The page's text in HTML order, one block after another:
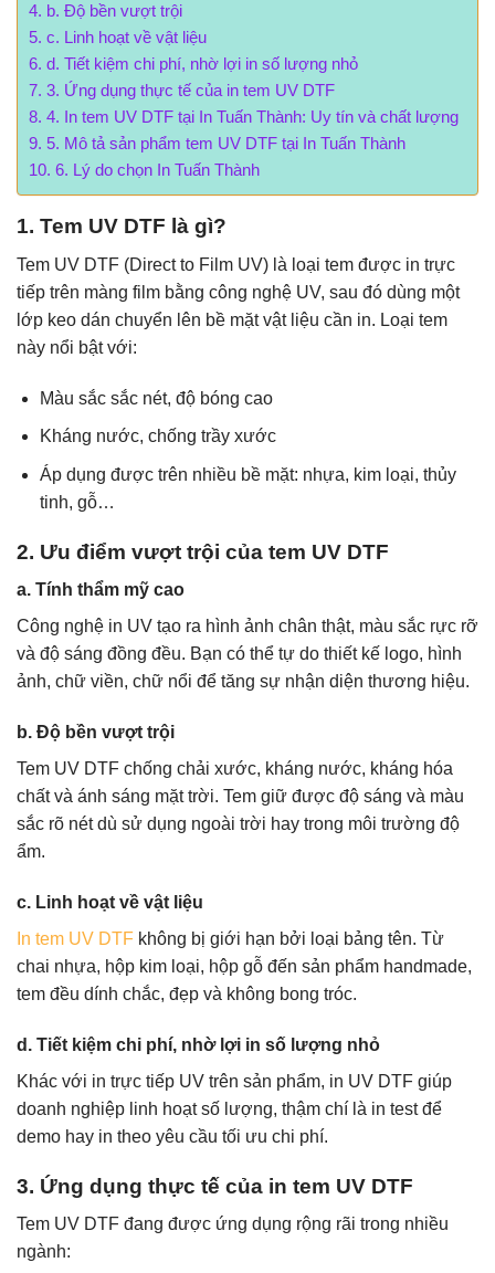
b. Độ bền vượt trội
c. Linh hoạt về vật liệu
d. Tiết kiệm chi phí, nhờ lợi in số lượng nhỏ
3. Ứng dụng thực tế của in tem UV DTF
4. In tem UV DTF tại In Tuấn Thành: Uy tín và chất lượng
5. Mô tả sản phẩm tem UV DTF tại In Tuấn Thành
6. Lý do chọn In Tuấn Thành
1. Tem UV DTF là gì?
Tem UV DTF (Direct to Film UV) là loại tem được in trực
tiếp trên màng film bằng công nghệ UV, sau đó dùng một
lớp keo dán chuyển lên bề mặt vật liệu cần in. Loại tem
này nổi bật với:
Màu sắc sắc nét, độ bóng cao
Kháng nước, chống trầy xước
Áp dụng được trên nhiều bề mặt: nhựa, kim loại, thủy
tinh, gỗ…
2. Ưu điểm vượt trội của tem UV DTF
a. Tính thẩm mỹ cao
Công nghệ in UV tạo ra hình ảnh chân thật, màu sắc rực rỡ
và độ sáng đồng đều. Bạn có thể tự do thiết kế logo, hình
ảnh, chữ viền, chữ nổi để tăng sự nhận diện thương hiệu.
b. Độ bền vượt trội
Tem UV DTF chống chải xước, kháng nước, kháng hóa
chất và ánh sáng mặt trời. Tem giữ được độ sáng và màu
sắc rõ nét dù sử dụng ngoài trời hay trong môi trường độ
ẩm.
c. Linh hoạt về vật liệu
In tem UV DTF không bị giới hạn bởi loại bảng tên. Từ
chai nhựa, hộp kim loại, hộp gỗ đến sản phẩm handmade,
tem đều dính chắc, đẹp và không bong tróc.
d. Tiết kiệm chi phí, nhờ lợi in số lượng nhỏ
Khác với in trực tiếp UV trên sản phẩm, in UV DTF giúp
doanh nghiệp linh hoạt số lượng, thậm chí là in test để
demo hay in theo yêu cầu tối ưu chi phí.
3. Ứng dụng thực tế của in tem UV DTF
Tem UV DTF đang được ứng dụng rộng rãi trong nhiều
ngành: